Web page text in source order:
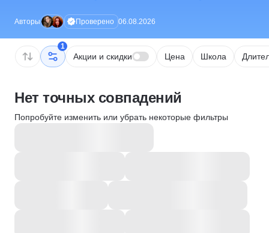
Авторы Проверено 06.08.2026
1
Акции и скидки Цена Школа
Нет точных совпадений
Попробуйте изменить или убрать некоторые фильтры